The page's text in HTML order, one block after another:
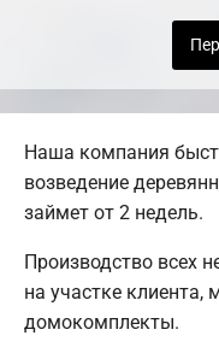
Наша компания
возведение
займет от 2 недель.
Производство всех
на участке
домокомплекты.